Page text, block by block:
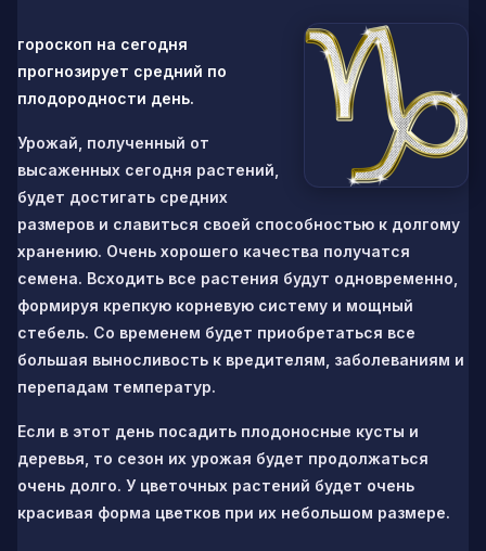
гороскоп на сегодня
прогнозирует средний по
плодородности день.
Урожай, полученный от
высаженных сегодня растений,
будет достигать средних
размеров и славиться своей способностью к долгому
хранению. Очень хорошего качества получатся
семена. Всходить все растения будут одновременно,
формируя крепкую корневую систему и мощный
стебель. Со временем будет приобретаться все
большая выносливость к вредителям, заболеваниям и
перепадам температур.
Если в этот день посадить плодоносные кусты и
деревья, то сезон их урожая будет продолжаться
очень долго. У цветочных растений будет очень
красивая форма цветков при их небольшом размере.